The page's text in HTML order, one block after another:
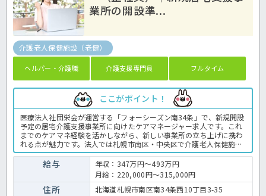
業所の開設準...
介護老人保健施設（老健）
ヘルパー・介護職 介護支援専門員 フルタイム
ここがポイント！
医療法人社団栄会が運営する「フォーシーズン南34条」で、新規開設
予定の居宅介護支援事業所に向けたケアマネージャー求人です。これ
までのケアマネ経験を活かしながら、新しい事業所の立ち上げに携わ
れる点が魅力です。法人では札幌市南区・中央区で介護老人保健施設
を運営しており、安定した運営基盤があります。土日休みで年間休日
109日のため、仕事と生活のバランスを大切にしたい方にもおすすめ
です。介護支援専門員の業務全般です。〈介護支援専門員 正職員
介護老人保健施設の求人〉
給与
年収：347万円～493万円
月給：220,000円～315,000円
住所 北海道札幌市南区南34条西10丁目3-35